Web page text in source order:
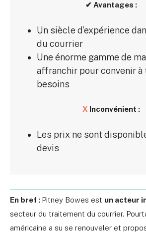
✔ Avantages :
Un siècle d’expérience
du courrier
Une énorme gamme de
affranchir pour convenir à
besoins
X Inconvénient :
Les prix ne sont
devis
En bref : Pitney Bowes est un acteur
secteur du traitement du courrier.
américaine a su se renouveler et